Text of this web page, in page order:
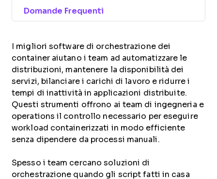
Domande Frequenti
I migliori software di orchestrazione dei
container aiutano i team ad automatizzare le
distribuzioni, mantenere la disponibilità dei
servizi, bilanciare i carichi di lavoro e ridurre i
tempi di inattività in applicazioni distribuite.
Questi strumenti offrono ai team di ingegneria e
operations il controllo necessario per eseguire
workload containerizzati in modo efficiente
senza dipendere da processi manuali.
Spesso i team cercano soluzioni di
orchestrazione quando gli script fatti in casa